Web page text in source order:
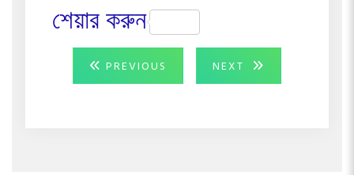
শেয়ার করুন
Post
navigation
PREVIOUS PREVIOUS
POST:
NEXT
NEXT
POST: